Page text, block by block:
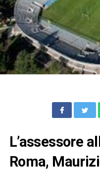
L’assessore
Roma,